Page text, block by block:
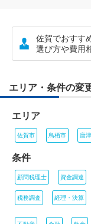
佐賀でおすす
選び方や費用
エリア・条件の変
エリア
佐賀市 鳥栖市 唐
条件
顧問税理士 資金調達
税務調査 経理・決算